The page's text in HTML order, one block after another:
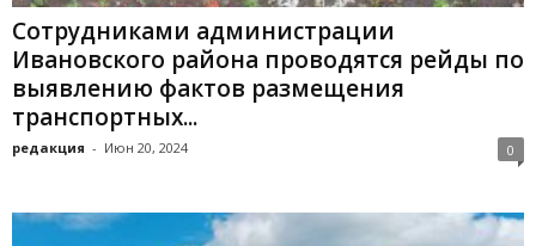
Сотрудниками администрации
Ивановского района проводятся рейды по
выявлению фактов размещения
транспортных...
редакция - Июн 20, 2024 0